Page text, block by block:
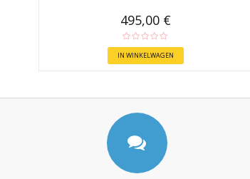
495,00 €
IN WINKELWAGEN